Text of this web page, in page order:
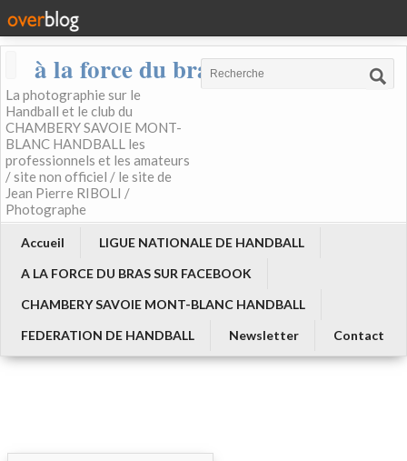
à la force du bras
La photographie sur le
Handball et le club du
CHAMBERY SAVOIE MONT-
BLANC HANDBALL les
professionnels et les amateurs
/ site non officiel / le site de
Jean Pierre RIBOLI /
Photographe
Accueil
LIGUE NATIONALE DE HANDBALL
A LA FORCE DU BRAS SUR FACEBOOK
CHAMBERY SAVOIE MONT-BLANC HANDBALL
FEDERATION DE HANDBALL
Newsletter Contact